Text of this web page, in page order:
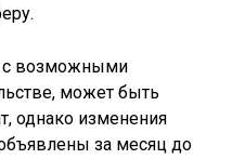
с возможными
может быть
однако изменения
за месяц до